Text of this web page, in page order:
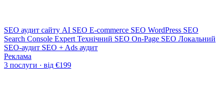
SEO аудит сайту AI SEO E-commerce SEO WordPress SEO
Search Console Expert Технічний SEO On-Page SEO Локальний
SEO-аудит SEO + Ads аудит
Реклама
3 послуги · від €199